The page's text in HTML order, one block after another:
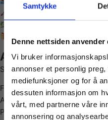
Samtykke
Denne nettsiden anvender
Vi bruker
annonser et personlig
mediefunksjoner og for å
dessuten informasjon om
vårt, med partnerne våre
annonsering og
Enkel teknikk for både
Alt du trenger
Settet inneholder alt du
Ferdig oppmerket lerret
Akrylmaling i nummererte
Pensler i ulike størrelser
Vil
10%
Meld deg på vårt
gode tilbud og